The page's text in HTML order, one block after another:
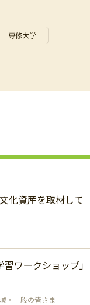
専修大学
化資産を取材して
ワークショップ」
・一般の皆さま